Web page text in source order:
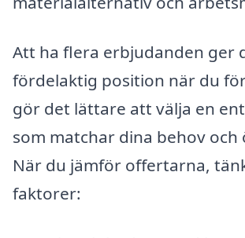
Att ha flera erbjudanden ger
fördelaktig position när du
gör det lättare att välja en
som matchar dina behov och
När du jämför offertarna,
faktorer: